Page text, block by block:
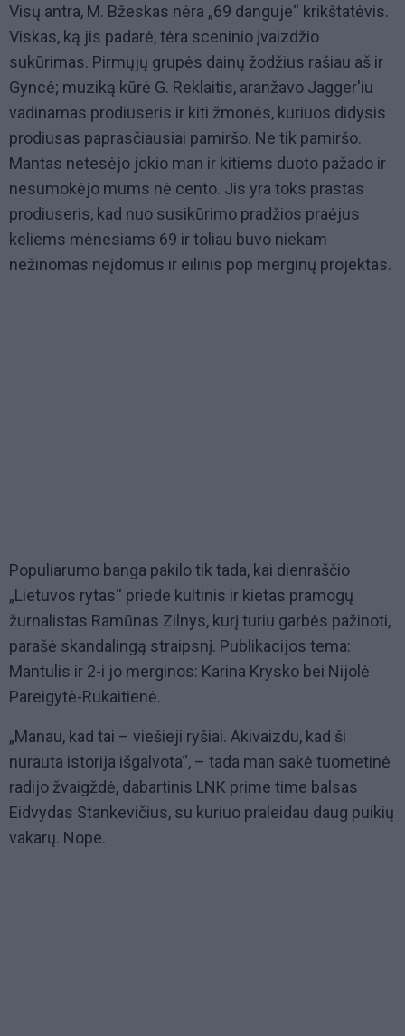
Visų antra, M. Bžeskas nėra „69 danguje“ krikštatėvis.
Viskas, ką jis padarė, tėra sceninio įvaizdžio
sukūrimas. Pirmųjų grupės dainų žodžius rašiau aš ir
Gyncė; muziką kūrė G. Reklaitis, aranžavo Jagger'iu
vadinamas prodiuseris ir kiti žmonės, kuriuos didysis
prodiusas paprasčiausiai pamiršo. Ne tik pamiršo.
Mantas netesėjo jokio man ir kitiems duoto pažado ir
nesumokėjo mums nė cento. Jis yra toks prastas
prodiuseris, kad nuo susikūrimo pradžios praėjus
keliems mėnesiams 69 ir toliau buvo niekam
nežinomas neįdomus ir eilinis pop merginų projektas.
Populiarumo banga pakilo tik tada, kai dienraščio
„Lietuvos rytas“ priede kultinis ir kietas pramogų
žurnalistas Ramūnas Zilnys, kurį turiu garbės pažinoti,
parašė skandalingą straipsnį. Publikacijos tema:
Mantulis ir 2-i jo merginos: Karina Krysko bei Nijolė
Pareigytė-Rukaitienė.
„Manau, kad tai – viešieji ryšiai. Akivaizdu, kad ši
nurauta istorija išgalvota“, – tada man sakė tuometinė
radijo žvaigždė, dabartinis LNK prime time balsas
Eidvydas Stankevičius, su kuriuo praleidau daug puikių
vakarų. Nope.